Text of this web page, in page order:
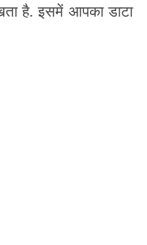
है. इसमें आपका डाटा